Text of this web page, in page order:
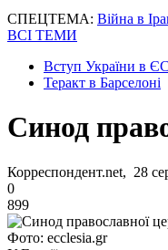
СПЕЦТЕМА: Війна в
ВСІ ТЕМИ
Вступ України в ЄС
Теракт в Барселоні
Синод
Корреспондент.net, 28
0
899
Фото: ecclesia.gr